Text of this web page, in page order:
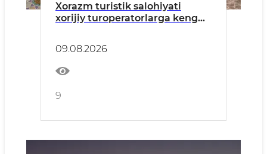
Xorazm turistik salohiyati
xorijiy turoperatorlarga keng
09.08.2026
9